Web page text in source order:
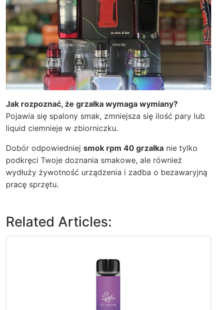
Jak rozpoznać, że grzałka wymaga wymiany?
Pojawia się spalony smak, zmniejsza się ilość pary lub
liquid ciemnieje w zbiorniczku.
Dobór odpowiedniej smok rpm 40 grzałka nie tylko
podkręci Twoje doznania smakowe, ale również
wydłuży żywotność urządzenia i zadba o bezawaryjną
pracę sprzętu.
Related Articles: